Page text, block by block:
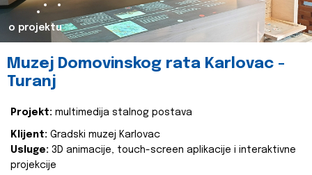
o projektu
Muzej Domovinskog rata Karlovac -
Turanj
Projekt: multimedija stalnog postava
Klijent: Gradski muzej Karlovac
Usluge: 3D animacije, touch-screen aplikacije i interaktivne
projekcije